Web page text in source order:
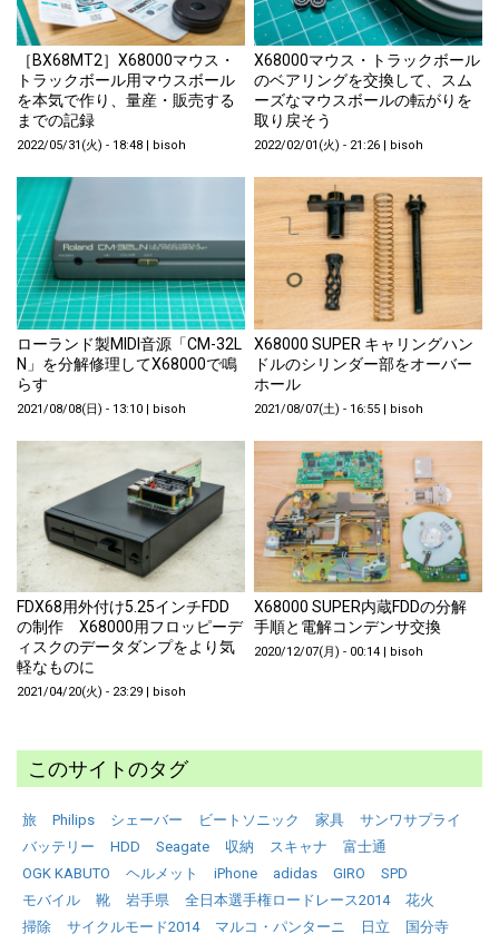
［BX68MT2］X68000マウス・
トラックボール用マウスボール
を本気で作り、量産・販売する
までの記録
2022/05/31(火) - 18:48 bisoh
X68000マウス・トラックボール
のベアリングを交換して、スム
ーズなマウスボールの転がりを
取り戻そう
2022/02/01(火) - 21:26 bisoh
ローランド製MIDI音源「CM-32L
N」を分解修理してX68000で鳴
らす
2021/08/08(日) - 13:10 | bisoh
X68000 SUPER キャリングハン
ドルのシリンダー部をオーバー
ホール
2021/08/07(土) - 16:55 | bisoh
FDX68用外付け5.25インチFDD
の制作 X68000用フロッピーデ
ィスクのデータダンプをより気
軽なものに
2021/04/20(火) - 23:29 bisoh
X68000 SUPER内蔵FDDの分解
手順と電解コンデンサ交換
2020/12/07(月) - 00:14 bisoh
このサイトのタグ
旅 Philips シェーバー ビートソニック 家具
サンワサプライ
バッテリー
HDD Seagate 収納 スキャナ
富士通
OGK KABUTO
ヘルメット iPhone adidas GIRO
SPD
モバイル
靴 岩手県 全日本選手権ロードレース2014
花火
掃除
サイクルモード2014 マルコ・パンターニ 日立
国分寺